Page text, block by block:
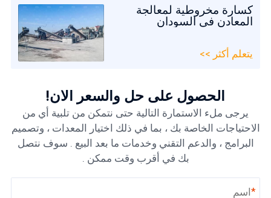
كسارة مخروطية لمعالجة
المعادن في السودان
يتعلم أكثر >>
الحصول على حل والسعر الآن!
يرجى ملء الاستمارة التالية حتى نتمكن من تلبية أي من
الاحتياجات الخاصة بك ، بما في ذلك اختيار المعدات ، وتصميم
البرامج ، والدعم التقني وخدمات ما بعد البيع . سوف نتصل
بك في أقرب وقت ممكن .
*